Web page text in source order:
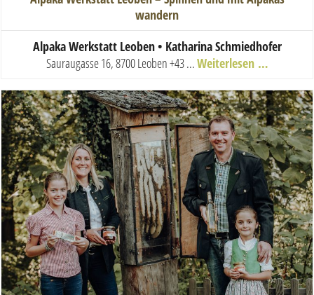
wandern
Alpaka Werkstatt Leoben • Katharina Schmiedhofer
Sauraugasse 16, 8700 Leoben+43 ...Weiterlesen …